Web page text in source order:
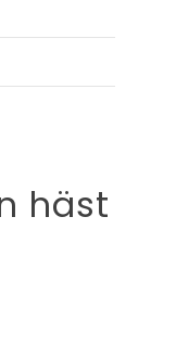
häst